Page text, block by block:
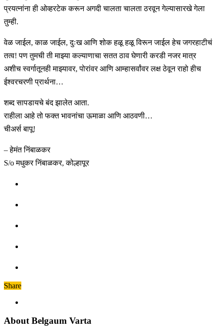
प्रयत्नांना ही ओव्हरटेक करून अगदी चालता चालता ठरवून गेल्यासारखे गेला
तुम्ही.
वेळ जाईल, काळ जाईल, दुःख आणि शोक हळू हळू विरून जाईल हेच जगरहाटीचं
तत्व! पण तुमची ती माझ्या कल्याणाचा सतत ठाव घेणारी करडी नजर मात्र
अशीच स्वर्गातूनही माझ्यावर, पोरांवर आणि आम्हासर्वांवर लक्ष ठेवून राहो हीच
ईश्वरचरणी प्रार्थना…
शब्द सापडायचे बंद झालेत आता.
राहीला आहे तो फक्त भावनांचा ऊमाळा आणि आठवणी…
चीअर्स बापू!
– हेमंत निंबाळकर
S/o मधुकर निंबाळकर, कोल्हापूर
Share
About Belgaum Varta